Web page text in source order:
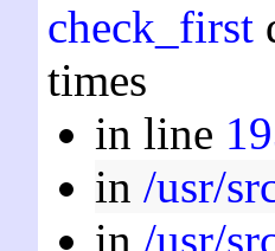
check_first
times
in line
in /usr/
in /usr/